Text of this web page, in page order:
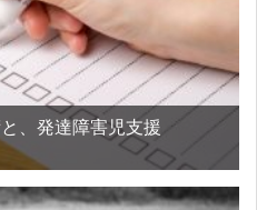
、発達障害児支援